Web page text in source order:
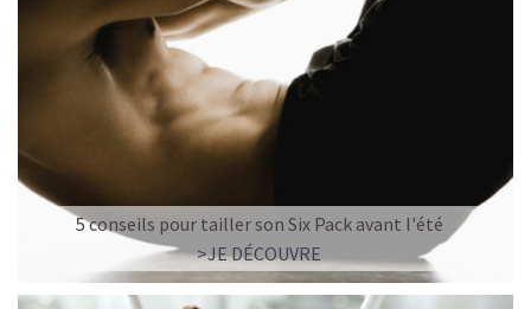
5 conseils pour tailler son Six Pack avant l'été
>JE DÉCOUVRE